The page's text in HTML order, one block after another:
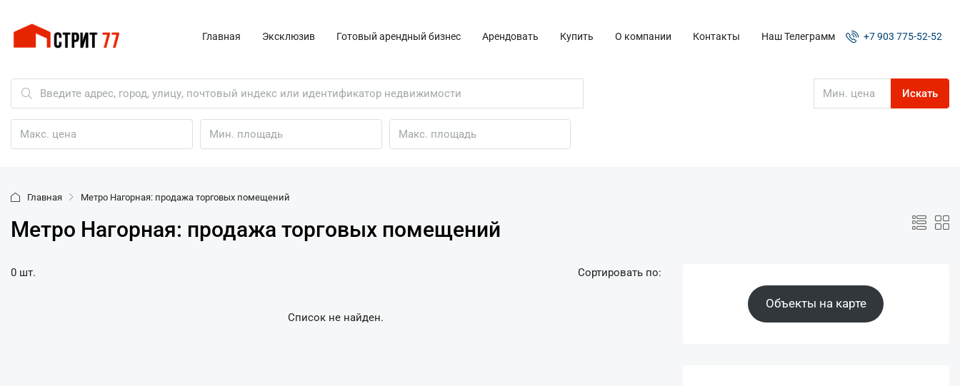
Главная Эксклюзив Готовый арендный бизнес Арендовать Купить О компании Контакты Наш Телеграмм +7 903 775-52-52
Искать
Главная Метро Нагорная: продажа торговых помещений
Метро Нагорная: продажа торговых помещений
0 шт. Сортировать по:
Список не найден.
Объекты на карте